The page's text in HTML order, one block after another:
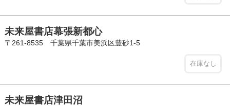
未来屋書店幕張新都心
〒261-8535 千葉県千葉市美浜区豊砂1-5
在庫なし
未来屋書店津田沼